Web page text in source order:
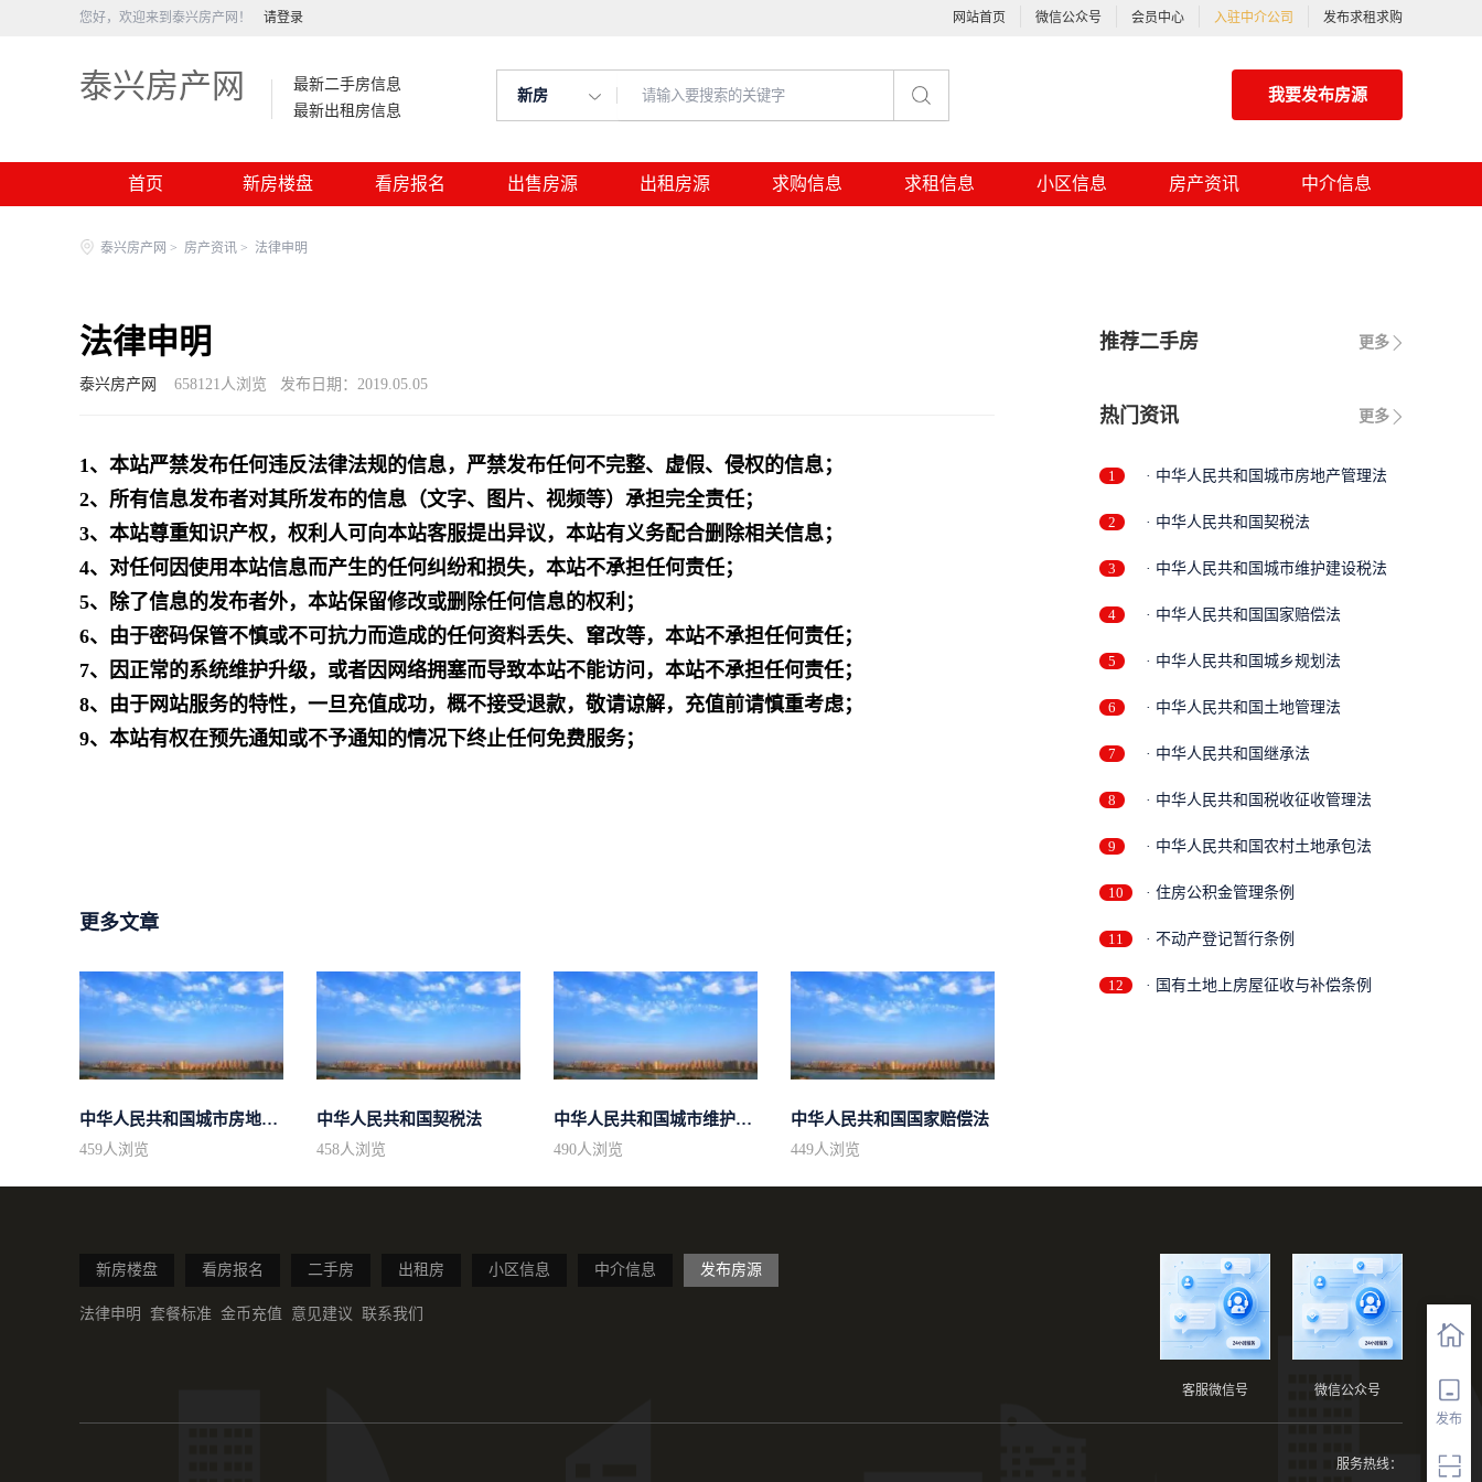
您好，欢迎来到泰兴房产网！ 请登录 网站首页 微信公众号 会员中心 入驻中介公司 发布求租求购
泰兴房产网
最新二手房信息
最新出租房信息
新房 我要发布房源
首页 新房楼盘 看房报名 出售房源 出租房源 求购信息 求租信息 小区信息 房产资讯 中介信息
发布
泰兴房产网 > 房产资讯 > 法律申明
法律申明
泰兴房产网 658121人浏览 发布日期：2019.05.05
1、本站严禁发布任何违反法律法规的信息，严禁发布任何不完整、虚假、侵权的信息；
2、所有信息发布者对其所发布的信息（文字、图片、视频等）承担完全责任；
3、本站尊重知识产权，权利人可向本站客服提出异议，本站有义务配合删除相关信息；
4、对任何因使用本站信息而产生的任何纠纷和损失，本站不承担任何责任；
5、除了信息的发布者外，本站保留修改或删除任何信息的权利；
6、由于密码保管不慎或不可抗力而造成的任何资料丢失、窜改等，本站不承担任何责任；
7、因正常的系统维护升级，或者因网络拥塞而导致本站不能访问，本站不承担任何责任；
8、由于网站服务的特性，一旦充值成功，概不接受退款，敬请谅解，充值前请慎重考虑；
9、本站有权在预先通知或不予通知的情况下终止任何免费服务；
更多文章
中华人民共和国城市房地产管理法
459人浏览
中华人民共和国契税法
458人浏览
中华人民共和国城市维护建设税法
490人浏览
中华人民共和国国家赔偿法
449人浏览
更多
推荐二手房
更多
热门资讯
1 · 中华人民共和国城市房地产管理法
2 · 中华人民共和国契税法
3 · 中华人民共和国城市维护建设税法
4 · 中华人民共和国国家赔偿法
5 · 中华人民共和国城乡规划法
6 · 中华人民共和国土地管理法
7 · 中华人民共和国继承法
8 · 中华人民共和国税收征收管理法
9 · 中华人民共和国农村土地承包法
10 · 住房公积金管理条例
11 · 不动产登记暂行条例
12 · 国有土地上房屋征收与补偿条例
新房楼盘 看房报名 二手房 出租房 小区信息 中介信息 发布房源
法律申明 套餐标准 金币充值 意见建议 联系我们
微信公众号
客服微信号
服务热线：